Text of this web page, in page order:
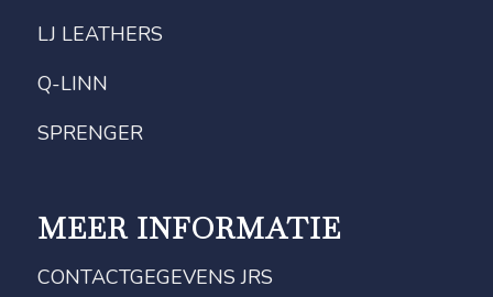
LJ LEATHERS
Q-LINN
SPRENGER
MEER INFORMATIE
CONTACTGEGEVENS JRS